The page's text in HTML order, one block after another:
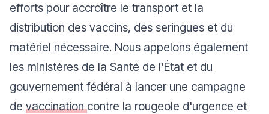
efforts pour accroître le transport et la
distribution des vaccins, des seringues et du
matériel nécessaire. Nous appelons également
les ministères de la Santé de l'État et du
gouvernement fédéral à lancer une campagne
de vaccinationcontre la rougeole d'urgence et